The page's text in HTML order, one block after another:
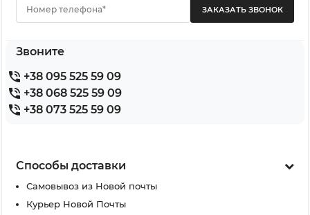
Номер телефона*
Звоните
+38 095 525 59 09
+38 068 525 59 09
+38 073 525 59 09
Способы доставки
Самовывоз из Новой почты
Курьер Новой Почты